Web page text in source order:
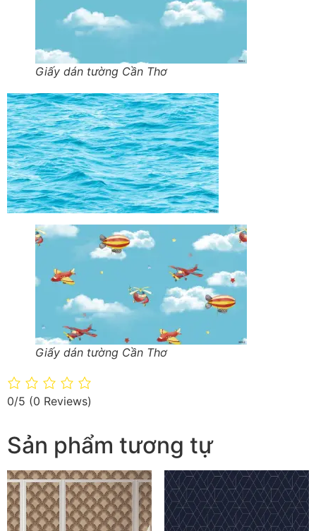
Giấy dán tường Cần Thơ
Giấy dán tường Cần Thơ
0/5 (0 Reviews)
Sản phẩm tương tự